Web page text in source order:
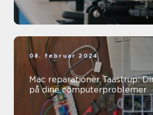
08. februar 2024
Mac reparationer Taastrup:
på dine computerproblemer